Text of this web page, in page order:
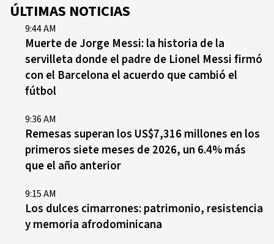
ÚLTIMAS NOTICIAS
9:44 AM
Muerte de Jorge Messi: la historia de la
servilleta donde el padre de Lionel Messi firmó
con el Barcelona el acuerdo que cambió el
fútbol
9:36 AM
Remesas superan los US$7,316 millones en los
primeros siete meses de 2026, un 6.4% más
que el año anterior
9:15 AM
Los dulces cimarrones: patrimonio, resistencia
y memoria afrodominicana